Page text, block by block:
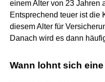
einem Alter von 23 Jahren
Entsprechend teuer ist die
diesem Alter für
Danach wird es dann
Wann lohnt sich